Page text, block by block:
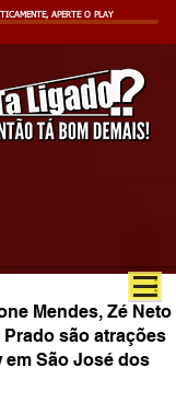
APERTE O PLAY
Mendes, Zé Neto
são atrações
em São José dos